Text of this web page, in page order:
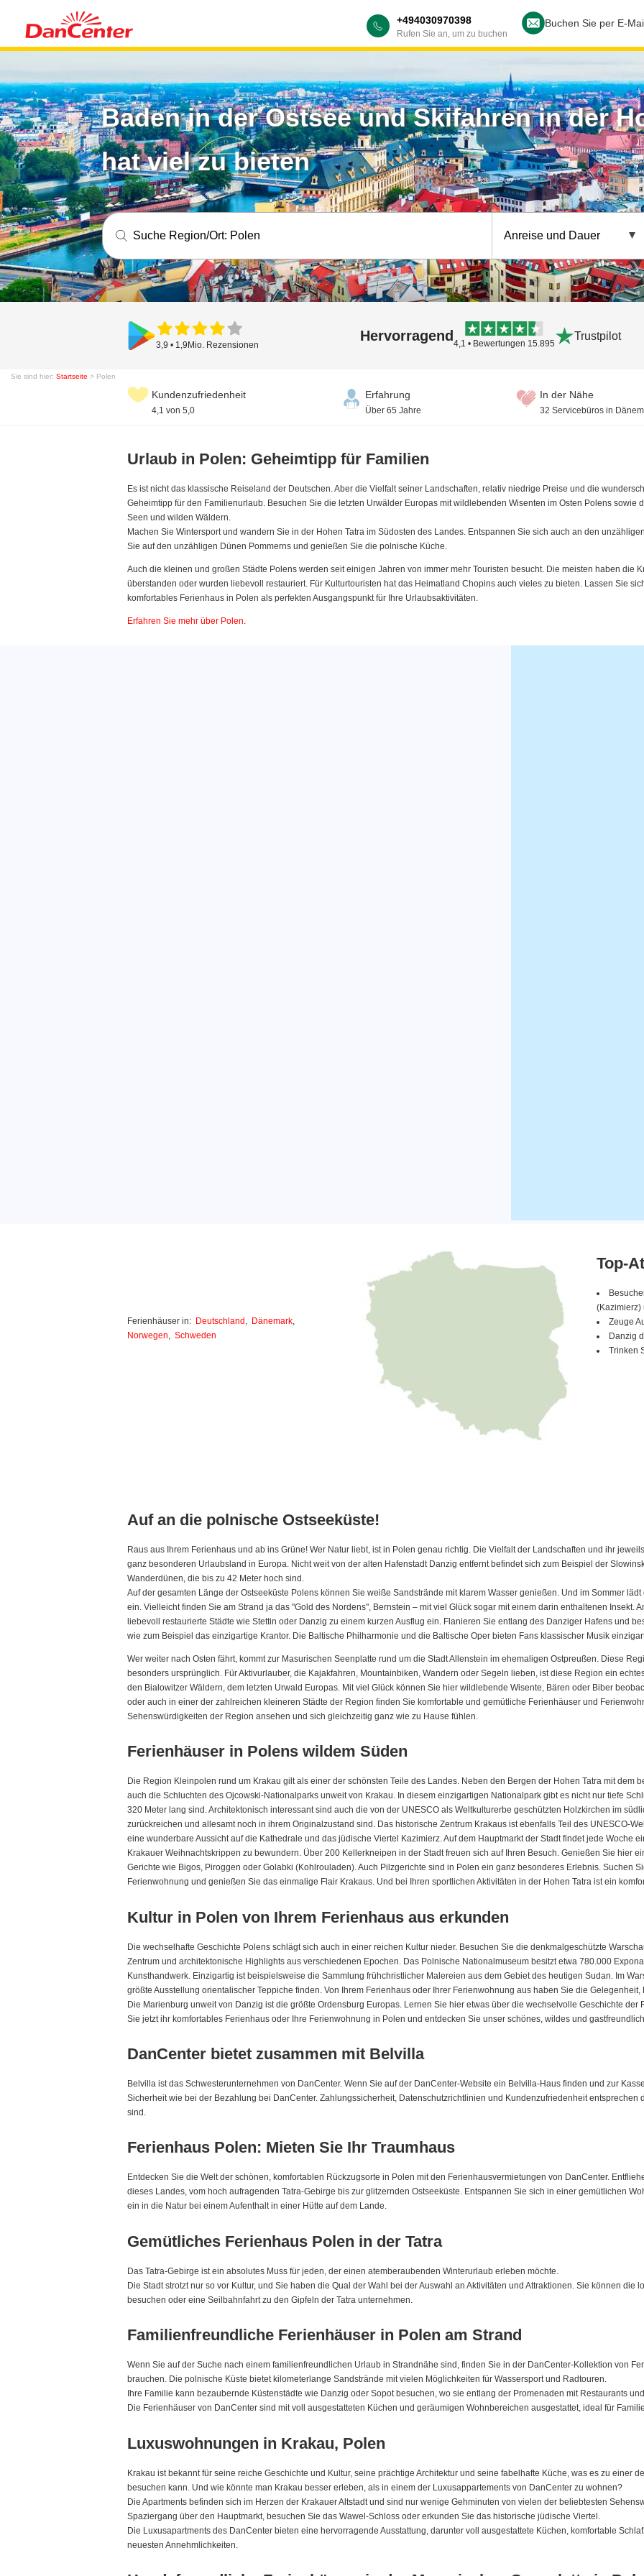
+494030970398
Rufen Sie an, um zu buchen
Buchen Sie per E-
Baden in der Ostsee und Skifahren in der
hat viel zu bieten
Suche Region/Ort: Polen Anreise und Dauer
3,9 • 1,9Mio. Rezensionen
Hervorragend 4,1 • Bewertungen 15.895
Trustpilot
Sie sind hier: Startseite > Polen
Kundenzufriedenheit
4,1 von 5,0
Erfahrung
Über 65 Jahre
In der Nähe
32 Servicebüros in
Urlaub in Polen: Geheimtipp für Familien
Es ist nicht das klassische Reiseland der Deutschen. Aber die Vielfalt seiner Landschaften, relativ niedrige Preise und die
Geheimtipp für den Familienurlaub. Besuchen Sie die letzten Urwälder Europas mit wildlebenden Wisenten im Osten Polens sowie
Seen und wilden Wäldern.
Machen Sie Wintersport und wandern Sie in der Hohen Tatra im Südosten des Landes. Entspannen Sie sich auch an den
Sie auf den unzähligen Dünen Pommerns und genießen Sie die polnische Küche.
Auch die kleinen und großen Städte Polens werden seit einigen Jahren von immer mehr Touristen besucht. Die meisten haben die
überstanden oder wurden liebevoll restauriert. Für Kulturtouristen hat das Heimatland Chopins auch vieles zu bieten. Lassen Sie
komfortables Ferienhaus in Polen als perfekten Ausgangspunkt für Ihre Urlaubsaktivitäten.
Erfahren Sie mehr über Polen.
Ferienhäuser in: Deutschland, Dänemark,
Norwegen, Schweden
Top-
(Kazimierz)
Zeuge
Danzig
Trinken
Auf an die polnische Ostseeküste!
Raus aus Ihrem Ferienhaus und ab ins Grüne! Wer Natur liebt, ist in Polen genau richtig. Die Vielfalt der Landschaften und ihr
ganz besonderen Urlaubsland in Europa. Nicht weit von der alten Hafenstadt Danzig entfernt befindet sich zum Beispiel der
Wanderdünen, die bis zu 42 Meter hoch sind.
Auf der gesamten Länge der Ostseeküste Polens können Sie weiße Sandstrände mit klarem Wasser genießen. Und im Sommer
ein. Vielleicht finden Sie am Strand ja das "Gold des Nordens", Bernstein – mit viel Glück sogar mit einem darin enthaltenen Insekt.
liebevoll restaurierte Städte wie Stettin oder Danzig zu einem kurzen Ausflug ein. Flanieren Sie entlang des Danziger Hafens und
wie zum Beispiel das einzigartige Krantor. Die Baltische Philharmonie und die Baltische Oper bieten Fans klassischer Musik
Wer weiter nach Osten fährt, kommt zur Masurischen Seenplatte rund um die Stadt Allenstein im ehemaligen Ostpreußen. Diese
besonders ursprünglich. Für Aktivurlauber, die Kajakfahren, Mountainbiken, Wandern oder Segeln lieben, ist diese Region ein
den Bialowitzer Wäldern, dem letzten Urwald Europas. Mit viel Glück können Sie hier wildlebende Wisente, Bären oder Biber
oder auch in einer der zahlreichen kleineren Städte der Region finden Sie komfortable und gemütliche Ferienhäuser und
Sehenswürdigkeiten der Region ansehen und sich gleichzeitig ganz wie zu Hause fühlen.
Ferienhäuser in Polens wildem Süden
Die Region Kleinpolen rund um Krakau gilt als einer der schönsten Teile des Landes. Neben den Bergen der Hohen Tatra mit dem
auch die Schluchten des Ojcowski-Nationalparks unweit von Krakau. In diesem einzigartigen Nationalpark gibt es nicht nur tiefe
320 Meter lang sind. Architektonisch interessant sind auch die von der UNESCO als Weltkulturerbe geschützten Holzkirchen im
zurückreichen und allesamt noch in ihrem Originalzustand sind. Das historische Zentrum Krakaus ist ebenfalls Teil des UNESCO-
eine wunderbare Aussicht auf die Kathedrale und das jüdische Viertel Kazimierz. Auf dem Hauptmarkt der Stadt findet jede Woche
Krakauer Weihnachtskrippen zu bewundern. Über 200 Kellerkneipen in der Stadt freuen sich auf Ihren Besuch. Genießen Sie hier
Gerichte wie Bigos, Piroggen oder Golabki (Kohlrouladen). Auch Pilzgerichte sind in Polen ein ganz besonderes Erlebnis. Suchen
Ferienwohnung und genießen Sie das einmalige Flair Krakaus. Und bei Ihren sportlichen Aktivitäten in der Hohen Tatra ist ein
Kultur in Polen von Ihrem Ferienhaus aus erkunden
Die wechselhafte Geschichte Polens schlägt sich auch in einer reichen Kultur nieder. Besuchen Sie die denkmalgeschützte
Zentrum und architektonische Highlights aus verschiedenen Epochen. Das Polnische Nationalmuseum besitzt etwa 780.000
Kunsthandwerk. Einzigartig ist beispielsweise die Sammlung frühchristlicher Malereien aus dem Gebiet des heutigen Sudan. Im
größte Ausstellung orientalischer Teppiche finden. Von Ihrem Ferienhaus oder Ihrer Ferienwohnung aus haben Sie die Gelegenheit,
Die Marienburg unweit von Danzig ist die größte Ordensburg Europas. Lernen Sie hier etwas über die wechselvolle Geschichte der
Sie jetzt ihr komfortables Ferienhaus oder Ihre Ferienwohnung in Polen und entdecken Sie unser schönes, wildes und
DanCenter bietet zusammen mit Belvilla
Belvilla ist das Schwesterunternehmen von DanCenter. Wenn Sie auf der DanCenter-Website ein Belvilla-Haus finden und zur
Sicherheit wie bei der Bezahlung bei DanCenter. Zahlungssicherheit, Datenschutzrichtlinien und Kundenzufriedenheit entsprechen
sind.
Ferienhaus Polen: Mieten Sie Ihr Traumhaus
Entdecken Sie die Welt der schönen, komfortablen Rückzugsorte in Polen mit den Ferienhausvermietungen von DanCenter.
dieses Landes, vom hoch aufragenden Tatra-Gebirge bis zur glitzernden Ostseeküste. Entspannen Sie sich in einer gemütlichen
ein in die Natur bei einem Aufenthalt in einer Hütte auf dem Lande.
Gemütliches Ferienhaus Polen in der Tatra
Das Tatra-Gebirge ist ein absolutes Muss für jeden, der einen atemberaubenden Winterurlaub erleben möchte.
Die Stadt strotzt nur so vor Kultur, und Sie haben die Qual der Wahl bei der Auswahl an Aktivitäten und Attraktionen. Sie können die
besuchen oder eine Seilbahnfahrt zu den Gipfeln der Tatra unternehmen.
Familienfreundliche Ferienhäuser in Polen am Strand
Wenn Sie auf der Suche nach einem familienfreundlichen Urlaub in Strandnähe sind, finden Sie in der DanCenter-Kollektion von
brauchen. Die polnische Küste bietet kilometerlange Sandstrände mit vielen Möglichkeiten für Wassersport und Radtouren.
Ihre Familie kann bezaubernde Küstenstädte wie Danzig oder Sopot besuchen, wo sie entlang der Promenaden mit Restaurants
Die Ferienhäuser von DanCenter sind mit voll ausgestatteten Küchen und geräumigen Wohnbereichen ausgestattet, ideal für
Luxuswohnungen in Krakau, Polen
Krakau ist bekannt für seine reiche Geschichte und Kultur, seine prächtige Architektur und seine fabelhafte Küche, was es zu einer
besuchen kann. Und wie könnte man Krakau besser erleben, als in einem der Luxusappartements von DanCenter zu wohnen?
Die Apartments befinden sich im Herzen der Krakauer Altstadt und sind nur wenige Gehminuten von vielen der beliebtesten
Spaziergang über den Hauptmarkt, besuchen Sie das Wawel-Schloss oder erkunden Sie das historische jüdische Viertel.
Die Luxusapartments des DanCenter bieten eine hervorragende Ausstattung, darunter voll ausgestattete Küchen, komfortable
neuesten Annehmlichkeiten.